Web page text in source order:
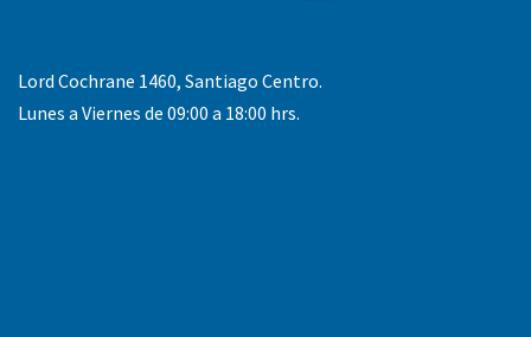
Lord Cochrane 1460, Santiago Centro.
Lunes a Viernes de 09:00 a 18:00 hrs.